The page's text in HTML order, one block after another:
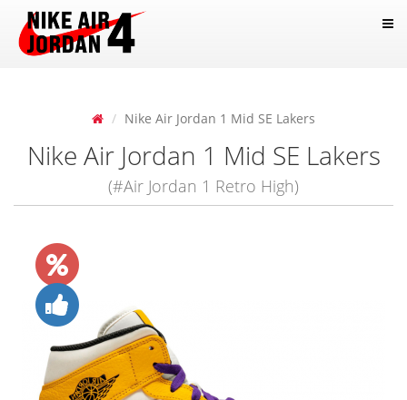
Nike Air Jordan 1 Mid SE Lakers
Nike Air Jordan 1 Mid SE Lakers
(#Air Jordan 1 Retro High)